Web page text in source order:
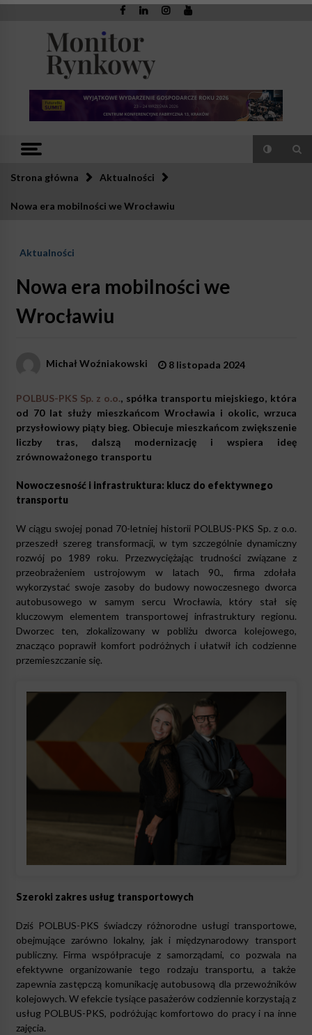
Skip
Monitor
Rynkowy
Strona główna Aktualności
Nowa era mobilności we Wrocławiu
Aktualności
Nowa era mobilności we
Wrocławiu
Michał Woźniakowski 8 listopada 2024
POLBUS-PKS Sp. z o.o., spółka transportu miejskiego, która
od 70 lat służy mieszkańcom Wrocławia i okolic, wrzuca
przysłowiowy piąty bieg. Obiecuje mieszkańcom zwiększenie
liczby tras, dalszą modernizację i wspiera ideę
zrównoważonego transportu
Nowoczesność i infrastruktura: klucz do efektywnego
transportu
W ciągu swojej ponad 70-letniej historii POLBUS-PKS Sp. z o.o.
przeszedł szereg transformacji, w tym szczególnie dynamiczny
rozwój po 1989 roku. Przezwyciężając trudności związane z
przeobrażeniem ustrojowym w latach 90., firma zdołała
wykorzystać swoje zasoby do budowy nowoczesnego dworca
autobusowego w samym sercu Wrocławia, który stał się
kluczowym elementem transportowej infrastruktury regionu.
Dworzec ten, zlokalizowany w pobliżu dworca kolejowego,
znacząco poprawił komfort podróżnych i ułatwił ich codzienne
przemieszczanie się.
Szeroki zakres usług transportowych
Dziś POLBUS-PKS świadczy różnorodne usługi transportowe,
obejmujące zarówno lokalny, jak i międzynarodowy transport
publiczny. Firma współpracuje z samorządami, co pozwala na
efektywne organizowanie tego rodzaju transportu, a także
zapewnia zastępczą komunikację autobusową dla przewoźników
kolejowych. W efekcie tysiące pasażerów codziennie korzystają z
usług POLBUS-PKS, podróżując komfortowo do pracy i na inne
zajęcia.